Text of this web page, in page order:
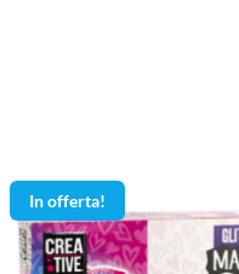
In offerta!